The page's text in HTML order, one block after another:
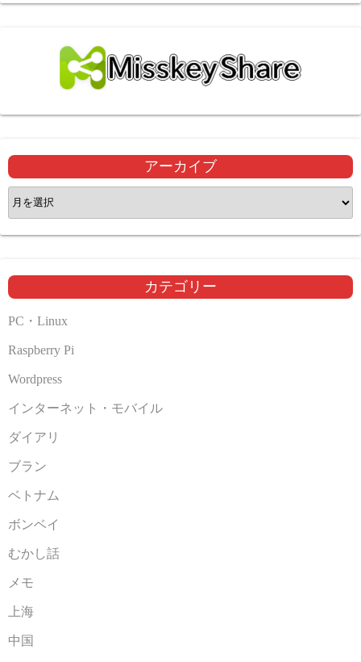
アーカイブ
ア
ー
カ
ブ
カテゴリー
PC・Linux
Raspberry Pi
Wordpress
インターネット・モバイル
ダイアリ
ブラン
ベトナム
ボンベイ
むかし話
メモ
上海
中国